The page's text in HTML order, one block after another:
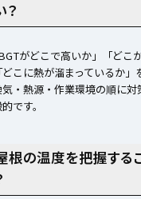
？
がどこで高いか」「どこ
こに熱が溜まっているか」
・熱源・作業環境の順に対
です。
根の温度を把握する